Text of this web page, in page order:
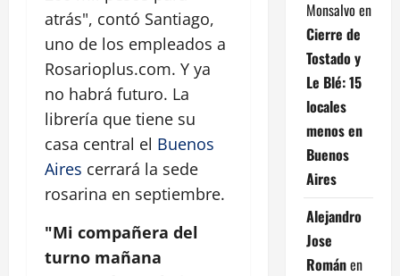
atrás", contó Santiago,
uno de los empleados a
Rosarioplus.com. Y ya
no habrá futuro. La
librería que tiene su
casa central el Buenos
Aires cerrará la sede
rosarina en septiembre.
"Mi compañera del
turno mañana
Monsalvo en
Cierre de
Tostado y
Le Blé: 15
locales
menos en
Buenos
Aires
Alejandro
Jose
Románen